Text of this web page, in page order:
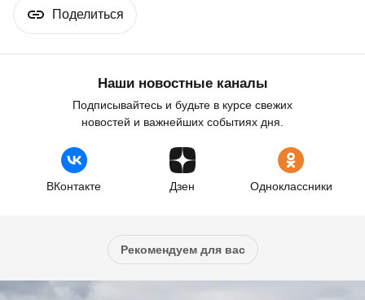
Поделиться
Наши новостные каналы
Подписывайтесь и будьте в курсе свежих
новостей и важнейших событиях дня.
ВКонтакте Дзен Одноклассники
Рекомендуем для вас